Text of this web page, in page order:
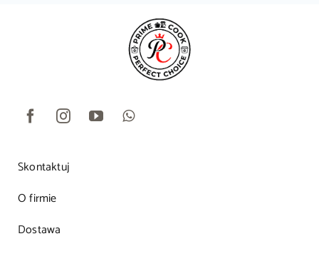
Skontaktuj
O firmie
Dostawa